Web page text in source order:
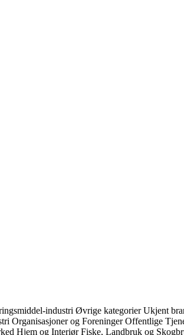
industri Øvrige kategorierUkjent
Organisasjoner og ForeningerOffentlige
Hjem og InteriørFiske, Landbruk og